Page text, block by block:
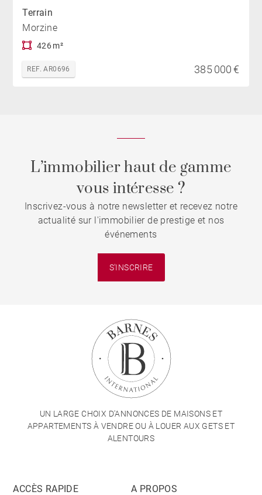
Terrain
Morzine
426 m²
REF. AR0696 385 000 €
L’immobilier haut de gamme
vous intéresse ?
Inscrivez-vous à notre newsletter et recevez notre
actualité sur l'immobilier de prestige et nos
événements
S'INSCRIRE
UN LARGE CHOIX D'ANNONCES DE MAISONS ET
APPARTEMENTS À VENDRE OU À LOUER AUX GETS ET
ALENTOURS
ACCÈS RAPIDE
A PROPOS